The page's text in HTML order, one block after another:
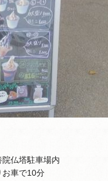
塔駐車場内
車で10分